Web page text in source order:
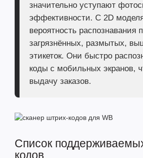
значительно уступают
эффективности. С 2D
вероятность распознавания
загрязнённых, размытых,
этикеток. Они быстро
коды с мобильных экранов,
выдачу заказов.
Список
кодов